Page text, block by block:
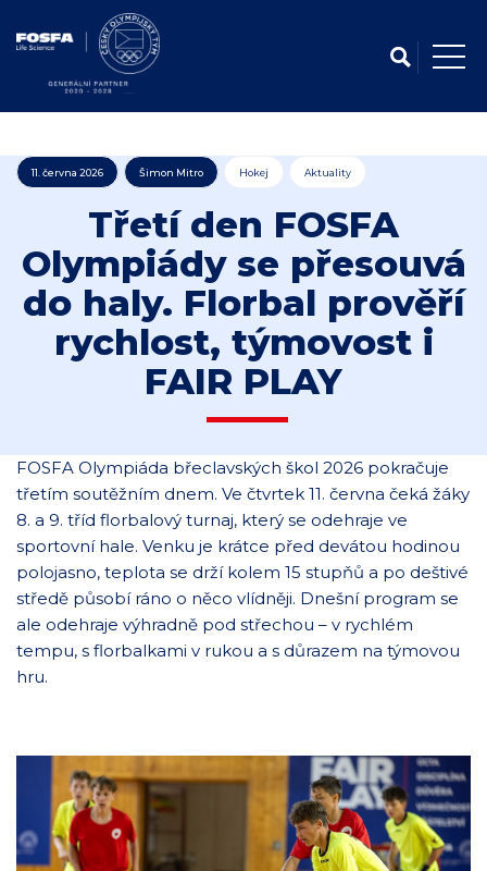
11. června 2026 Šimon Mitro Hokej Aktuality
Třetí den FOSFA
Olympiády se přesouvá
do haly. Florbal prověří
rychlost, týmovost i
FAIR PLAY
FOSFA Olympiáda břeclavských škol 2026 pokračuje
třetím soutěžním dnem. Ve čtvrtek 11. června čeká žáky
8. a 9. tříd florbalový turnaj, který se odehraje ve
sportovní hale. Venku je krátce před devátou hodinou
polojasno, teplota se drží kolem 15 stupňů a po deštivé
středě působí ráno o něco vlídněji. Dnešní program se
ale odehraje výhradně pod střechou – v rychlém
tempu, s florbalkami v rukou a s důrazem na týmovou
hru.